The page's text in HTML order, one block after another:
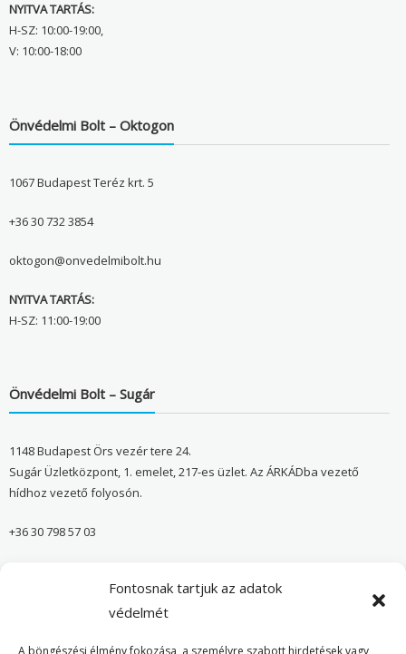
Fontosnak tartjuk az adatok
védelmét
A böngészési élmény fokozása, a személyre szabott hirdetések vagy
NYITVA TARTÁS:
H-SZ: 10:00-19:00,
V: 10:00-18:00
Önvédelmi Bolt – Oktogon
1067 Budapest Teréz krt. 5
+36 30 732 3854
oktogon@onvedelmibolt.hu
NYITVA TARTÁS:
H-SZ: 11:00-19:00
Önvédelmi Bolt – Sugár
1148 Budapest Örs vezér tere 24.
Sugár Üzletközpont, 1. emelet, 217-es üzlet. Az ÁRKÁDba vezető
hídhoz vezető folyosón.
+36 30 798 57 03